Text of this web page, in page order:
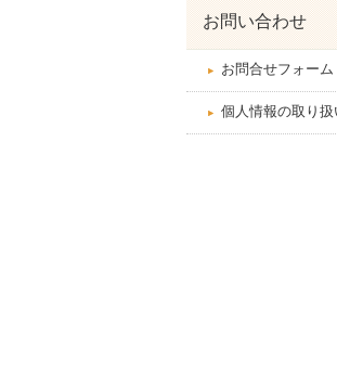
お問い合わせ
お問合せフォーム
個人情報の取り扱